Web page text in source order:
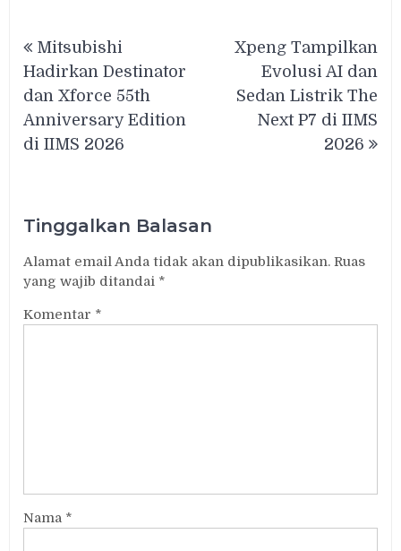
pos
Mitsubishi
Hadirkan Destinator
dan Xforce 55th
Anniversary Edition
di IIMS 2026
Xpeng Tampilkan
Evolusi AI dan
Sedan Listrik The
Next P7 di IIMS
2026
Tinggalkan Balasan
Alamat email Anda tidak akan dipublikasikan. Ruas
yang wajib ditandai *
Komentar *
Nama *